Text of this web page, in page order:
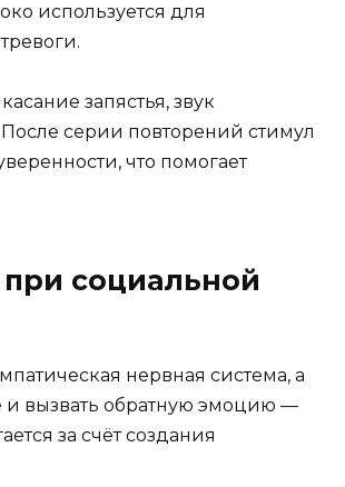
используется для
запястья, звук
серии повторений стимул
что помогает
социальной
нервная система, а
вызвать обратную эмоцию —
за счёт создания